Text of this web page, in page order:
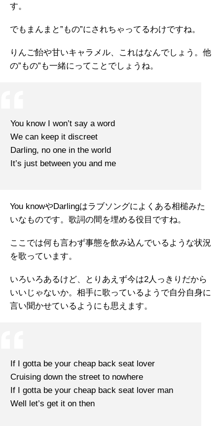
す。
でもまんまと”もの”にされちゃってるわけですね。
りんご飴や甘いキャラメル、これはなんでしょう。他
の”もの”も一緒にってことでしょうね。
You know I won’t say a word
We can keep it discreet
Darling, no one in the world
It’s just between you and me
You knowやDarlingはラブソングによくある相槌みた
いなものです。歌詞の間を埋める役目ですね。
ここでは何も言わず事態を飲み込んでいるような状況
を歌っています。
いろいろあるけど、とりあえず今は2人っきりだから
いいじゃないか。相手に歌っているようで自分自身に
言い聞かせているようにも思えます。
If I gotta be your cheap back seat lover
Cruising down the street to nowhere
If I gotta be your cheap back seat lover man
Well let’s get it on then